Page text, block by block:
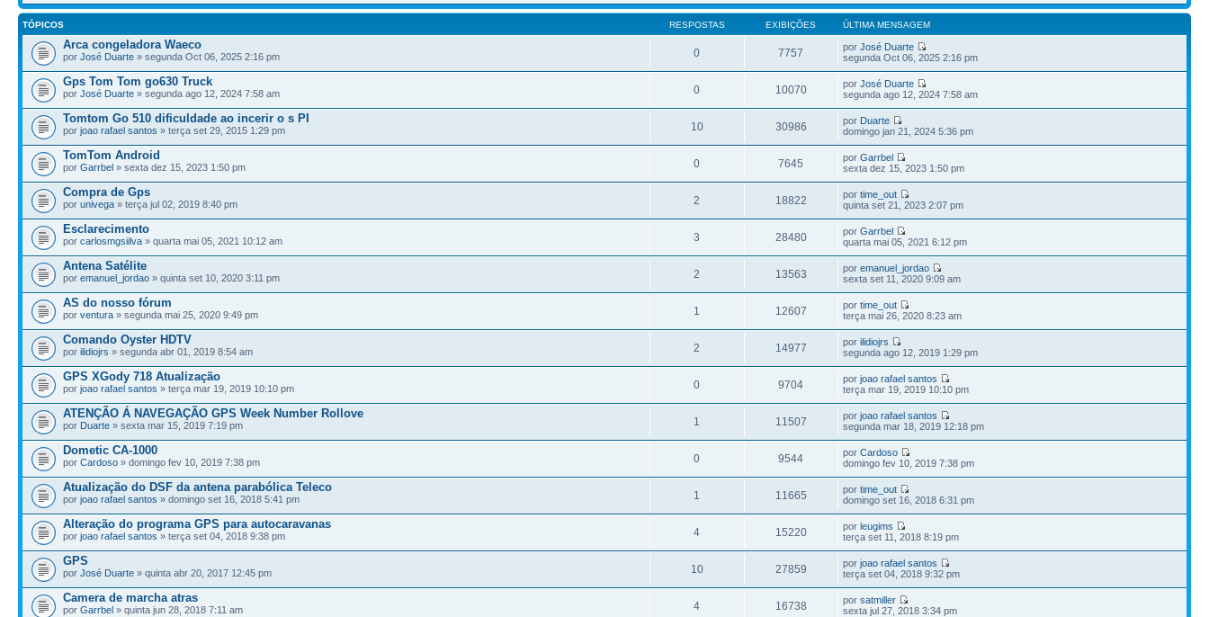
TÓPICOS RESPOSTAS EXIBIÇÕES ÚLTIMA MENSAGEM
Arca congeladora Waeco
por José Duarte » segunda Oct 06, 2025 2:16 pm 0 7757 porJosé Duarte
segunda Oct 06, 2025 2:16 pm
Gps Tom Tom go630 Truck
por José Duarte » segunda ago 12, 2024 7:58 am 0 10070 porJosé Duarte
segunda ago 12, 2024 7:58 am
Tomtom Go 510 dificuldade ao incerir o s PI
por joao rafael santos » terça set 29, 2015 1:29 pm 10 30986 por Duarte
domingo jan 21, 2024 5:36 pm
TomTom Android
por Garrbel » sexta dez 15, 2023 1:50 pm 0 7645 porGarrbel
sexta dez 15, 2023 1:50 pm
Compra de Gps
por univega » terça jul 02, 2019 8:40 pm 2 18822 portime_out
quinta set 21, 2023 2:07 pm
Esclarecimento
por carlosmgsiilva » quarta mai 05, 2021 10:12 am 3 28480 porGarrbel
quarta mai 05, 2021 6:12 pm
Antena Satélite
por emanuel_jordao » quinta set 10, 2020 3:11 pm 2 13563 poremanuel_jordao
sexta set 11, 2020 9:09 am
AS do nosso fórum
por ventura » segunda mai 25, 2020 9:49 pm 1 12607 portime_out
terça mai 26, 2020 8:23 am
Comando Oyster HDTV
por ilidiojrs » segunda abr 01, 2019 8:54 am 2 14977 porilidiojrs
segunda ago 12, 2019 1:29 pm
GPS XGody 718 Atualização
por joao rafael santos » terça mar 19, 2019 10:10 pm 0 9704 porjoao rafael santos
terça mar 19, 2019 10:10 pm
ATENÇÃO Á NAVEGAÇÃO GPS Week Number Rollove
por Duarte » sexta mar 15, 2019 7:19 pm 1 11507 porjoao rafael santos
segunda mar 18, 2019 12:18 pm
Dometic CA-1000
por Cardoso » domingo fev 10, 2019 7:38 pm 0 9544 porCardoso
domingo fev 10, 2019 7:38 pm
Atualização do DSF da antena parabólica Teleco
por joao rafael santos » domingo set 16, 2018 5:41 pm 1 11665 portime_out
domingo set 16, 2018 6:31 pm
Alteração do programa GPS para autocaravanas
por joao rafael santos » terça set 04, 2018 9:38 pm 4 15220 porleugims
terça set 11, 2018 8:19 pm
GPS
por José Duarte » quinta abr 20, 2017 12:45 pm 10 27859 porjoao rafael santos
terça set 04, 2018 9:32 pm
Camera de marcha atras
por Garrbel » quinta jun 28, 2018 7:11 am 4 16738 porsatmiller
sexta jul 27, 2018 3:34 pm